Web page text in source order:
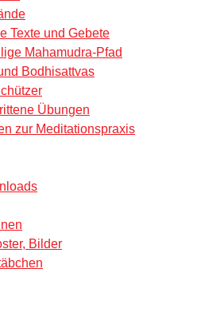
Texte und Gebete
Mahamudra-Pfad
Bodhisattvas
Übungen
zur Meditationspraxis
Bilder